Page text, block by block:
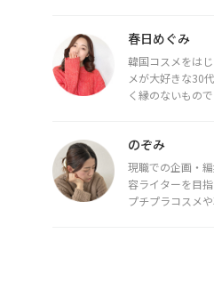
春日めぐみ
韓国コスメをは
メが大好きな30
く縁のないもの
ライターとして活
都内で16タイプ
断・顔タイプ診
メージコンサル
のぞみ
現職での企画・
容ライターを目指
プチプラコスメ
で最新情報をチ
間に取り入れら